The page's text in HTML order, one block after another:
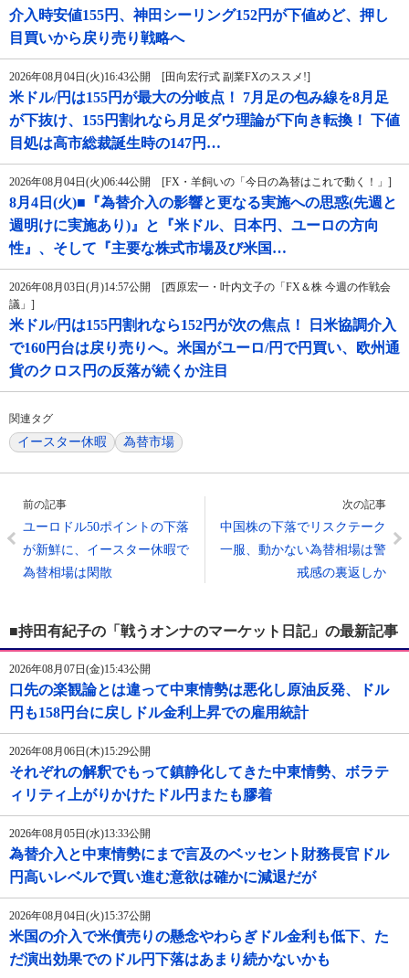
介入時安値155円、神田シーリング152円が下値めど、押し
目買いから戻り売り戦略へ
2026年08月04日(火)16:43公開 [田向宏行式 副業FXのススメ!]
米ドル/円は155円が最大の分岐点！ 7月足の包み線を8月足
が下抜け、155円割れなら月足ダウ理論が下向き転換！ 下値
目処は高市総裁誕生時の147円…
2026年08月04日(火)06:44公開 [FX・羊飼いの「今日の為替はこれで動く！」]
8月4日(火)■『為替介入の影響と更なる実施への思惑(先週と
週明けに実施あり)』と『米ドル、日本円、ユーロの方向
性』、そして『主要な株式市場及び米国…
2026年08月03日(月)14:57公開 [西原宏一・叶内文子の「FX＆株 今週の作戦会
議」]
米ドル/円は155円割れなら152円が次の焦点！ 日米協調介入
で160円台は戻り売りへ。米国がユーロ/円で円買い、欧州通
貨のクロス円の反落が続くか注目
関連タグ
イースター休暇 為替市場
前の記事
ユーロドル50ポイントの下落
が新鮮に、イースター休暇で
為替相場は閑散
次の記事
中国株の下落でリスクテーク
一服、動かない為替相場は警
戒感の裏返しか
■持田有紀子の「戦うオンナのマーケット日記」の最新記事
2026年08月07日(金)15:43公開
口先の楽観論とは違って中東情勢は悪化し原油反発、ドル
円も158円台に戻しドル金利上昇での雇用統計
2026年08月06日(木)15:29公開
それぞれの解釈でもって鎮静化してきた中東情勢、ボラテ
ィリティ上がりかけたドル円またも膠着
2026年08月05日(水)13:33公開
為替介入と中東情勢にまで言及のベッセント財務長官ドル
円高いレベルで買い進む意欲は確かに減退だが
2026年08月04日(火)15:37公開
米国の介入で米債売りの懸念やわらぎドル金利も低下、た
だ演出効果でのドル円下落はあまり続かないかも